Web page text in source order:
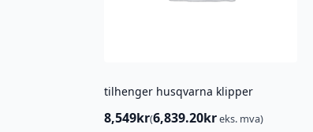
tilhenger husqvarna klipper
8,549kr(6,839.20kreks. mva)